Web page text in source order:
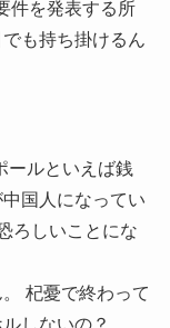
件を発表する所
も持ち掛けるん
ルといえば銭
国人になってい
ろしいことにな
杞憂で終わって
しないの？